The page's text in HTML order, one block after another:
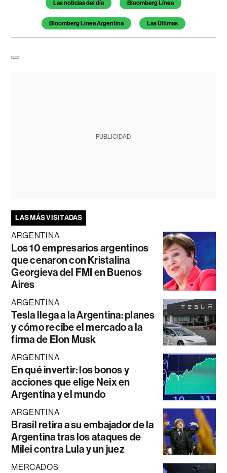
Las noticias del día Bloomberg Línea
Bloomberg Línea Argentina Las Últimas
PUBLICIDAD
LAS MÁS VISITADAS
ARGENTINA
Los 10 empresarios argentinos
que cenaron con Kristalina
Georgieva del FMI en Buenos
Aires
ARGENTINA
Tesla llega a la Argentina: planes
y cómo recibe el mercado a la
firma de Elon Musk
ARGENTINA
En qué invertir: los bonos y
acciones que elige Neix en
Argentina y el mundo
ARGENTINA
Brasil retira a su embajador de la
Argentina tras los ataques de
Milei contra Lula y un juez
MERCADOS